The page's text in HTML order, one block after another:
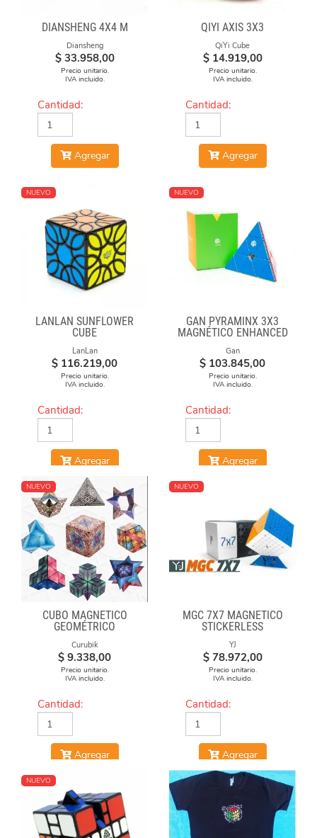
DIANSHENG 4X4 M
Diansheng
$ 33.958,00
Precio unitario.
IVA incluido.
Cantidad:
Agregar
QIYI AXIS 3X3
QiYi Cube
$ 14.919,00
Precio unitario.
IVA incluido.
Cantidad:
Agregar
NUEVO
LANLAN SUNFLOWER
CUBE
LanLan
$ 116.219,00
Precio unitario.
IVA incluido.
Cantidad:
Agregar
NUEVO
GAN PYRAMINX 3X3
MAGNÉTICO ENHANCED
Gan
$ 103.845,00
Precio unitario.
IVA incluido.
Cantidad:
Agregar
NUEVO
CUBO MAGNÉTICO
GEOMÉTRICO
Curubik
$ 9.338,00
Precio unitario.
IVA incluido.
Cantidad:
Agregar
NUEVO
MGC 7X7 MAGNÉTICO
STICKERLESS
YJ
$ 78.972,00
Precio unitario.
IVA incluido.
Cantidad:
Agregar
NUEVO